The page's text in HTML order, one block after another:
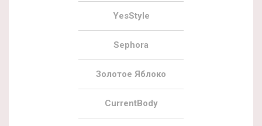
YesStyle
Sephora
Золотое Яблоко
CurrentBody